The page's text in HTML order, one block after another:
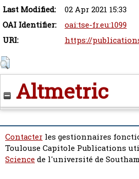
Last Modified:
02 Apr 2021 15:33
OAI Identifier:
oai:tse-fr.eu:1099
URI:
https://
Altmetric
Contacter les gestionnaires
Toulouse Capitole Publications
Sciencede l'université de